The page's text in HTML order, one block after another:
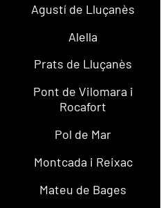
Agustí de Lluçanès
Alella
Prats de Lluçanès
Pont de Vilomara i
Rocafort
Pol de Mar
Montcada i Reixac
Mateu de Bages